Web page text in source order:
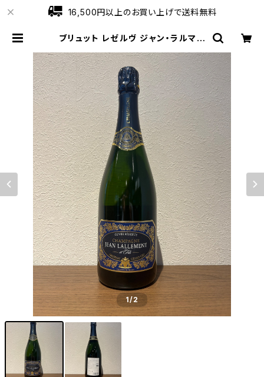
16,500円以上のお買い上げで送料無料
ブリュット レゼルヴ ジャン・ラルマン
| ワインショップローブ
1/2